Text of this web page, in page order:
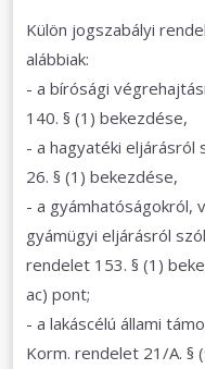
Külön jogszabályi
alábbiak:
- a bírósági
140. § (1) bekezdése,
- a hagyatéki eljárásról
26. § (1) bekezdése,
- a gyámhatóságokról,
gyámügyi eljárásról
rendelet 153. § (1)
ac) pont;
- a lakáscélú állami
Korm. rendelet 21/A. §